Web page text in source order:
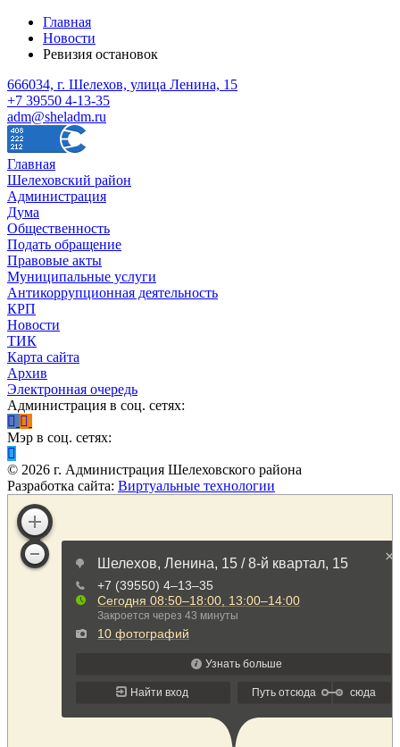
Главная
Новости
Ревизия остановок
666034, г. Шелехов, улица Ленина, 15
+7 39550 4-13-35
adm@sheladm.ru
Главная
Шелеховский район
Администрация
Дума
Общественность
Подать обращение
Правовые акты
Муниципальные услуги
Антикоррупционная деятельность
КРП
Новости
ТИК
Карта сайта
Архив
Электронная очередь
Администрация в соц. сетях:
Мэр в соц. сетях:
© 2026 г. Администрация Шелеховского района
Разработка сайта: Виртуальные технологии